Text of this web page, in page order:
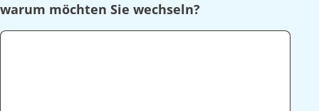
warum möchten Sie wechseln?